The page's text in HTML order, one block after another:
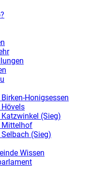
Honigsessen
(Sieg)
Mittelhof
(Sieg)
Wissen